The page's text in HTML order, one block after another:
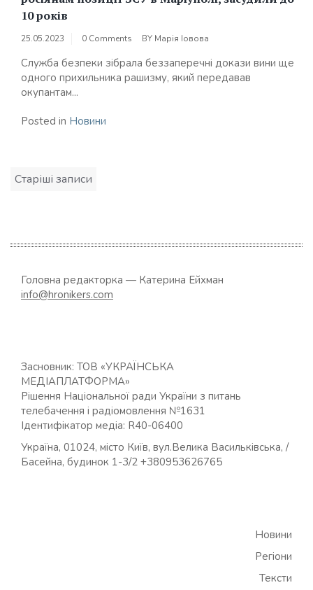
10 років
25.05.2023 0 Comments BY Марія Іовова
Служба безпеки зібрала беззаперечні докази вини ще
одного прихильника рашизму, який передавав
окупантам...
Posted in Новини
Навігація
Старіші записи
Головна редакторка — Катерина Ейхман
info@hronikers.com
Засновник: ТОВ «УКРАЇНСЬКА
МЕДІАПЛАТФОРМА»
Рішення Національної ради України з питань
телебачення і радіомовлення №1631
Ідентифікатор медіа: R40-06400
Україна, 01024, місто Київ, вул.Велика Васильківська, /
Басейна, будинок 1-3/2 +380953626765
Новини
Регіони
Тексти